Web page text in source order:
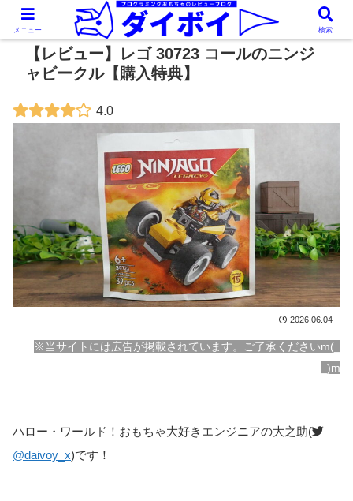
【レビュー】レゴ 30723 コールのニンジ
ャビークル【購入特典】
4.0
2026.06.04
※当サイトには広告が掲載されています。ご了承くださいm(_
_)m
ハロー・ワールド！おもちゃ大好きエンジニアの大之助(
@daivoy_x)です！
メニュー 検索